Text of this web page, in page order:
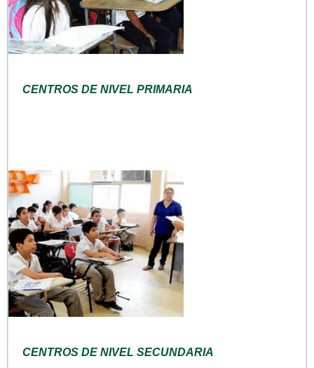
CENTROS DE NIVEL PRIMARIA
CENTROS DE NIVEL SECUNDARIA